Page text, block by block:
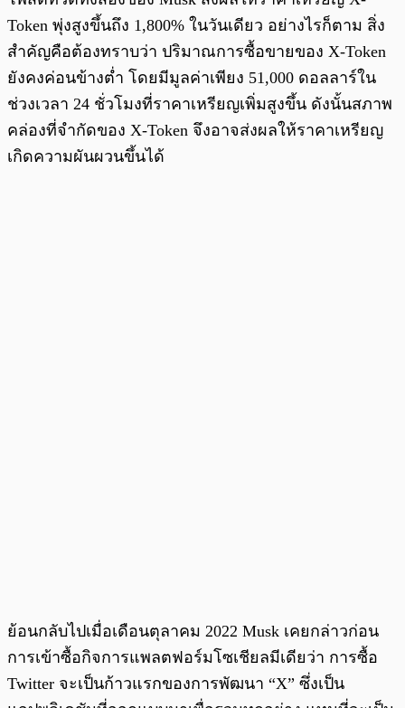
Token พุ่งสูงขึ้นถึง 1,800% ในวันเดียว อย่างไรก็ตาม สิ่ง
สำคัญคือต้องทราบว่า ปริมาณการซื้อขายของ X-Token
ยังคงค่อนข้างต่ำ โดยมีมูลค่าเพียง 51,000 ดอลลาร์ใน
ช่วงเวลา 24 ชั่วโมงที่ราคาเหรียญเพิ่มสูงขึ้น ดังนั้นสภาพ
คล่องที่จำกัดของ X-Token จึงอาจส่งผลให้ราคาเหรียญ
เกิดความผันผวนขึ้นได้
ย้อนกลับไปเมื่อเดือนตุลาคม 2022 Musk เคยกล่าวก่อน
การเข้าซื้อกิจการแพลตฟอร์มโซเชียลมีเดียว่า การซื้อ
Twitter จะเป็นก้าวแรกของการพัฒนา “X” ซึ่งเป็น